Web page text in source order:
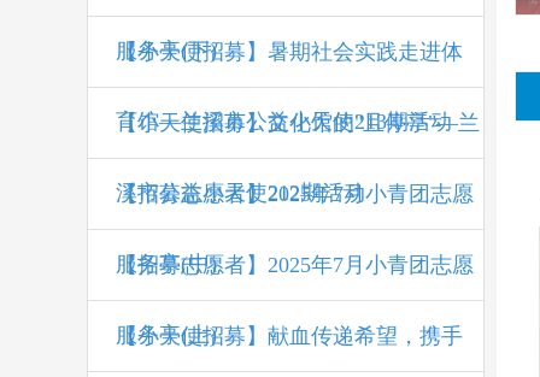
服务亭(下)
【小天使招募】暑期社会实践走进体
育馆—兰溪市公益小天使213期活动
【小天使招募】文化馆的"且停亭"—兰
溪市公益小天使212期活动
【招募志愿者】2025年7月小青团志愿
服务亭(中)
【招募志愿者】2025年7月小青团志愿
服务亭(上)
【小天使招募】献血传递希望，携手